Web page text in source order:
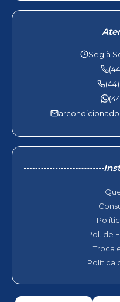
Seg à
Pol. de
Troca
Política